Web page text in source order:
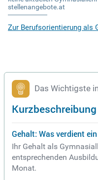
stellenangebote.at
Zur Berufsorientierung als
Das Wichtigste
Gehalt: Was verdient
Ihr Gehalt als
entsprechenden
Monat.